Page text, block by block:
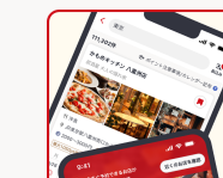
その他設備
貸切利用時は、
す。 HDMIケー
飲み放題 あり
食べ放題 あり
東京 × 軽食・その他グルメ
吉祥寺のグルメランキング